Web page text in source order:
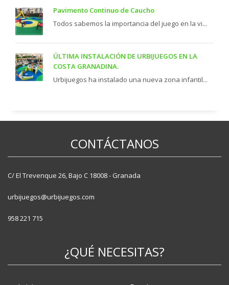
Pavimento Continuo de Caucho
Todos sabemos la importancia del juego en la vi...
ÚLTIMA INSTALACIÓN DE URBIJUEGOS EN LA
COSTA GRANADINA.
Urbijuegos ha instalado una nueva zona infantil...
CONTÁCTANOS
C/ El Trevenque 26, Bajo C 18008 - Granada
urbijuegos@urbijuegos.com
958 221 715
¿QUÉ NECESITAS?